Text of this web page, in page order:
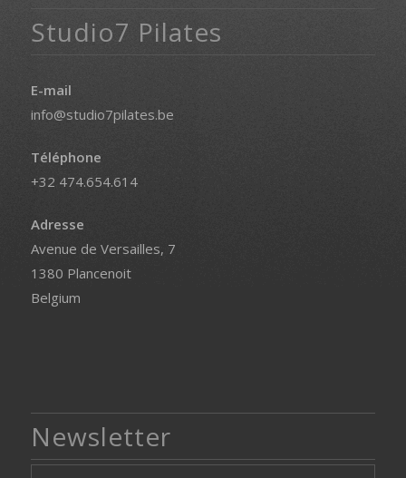
Studio7 Pilates
E-mail
info@studio7pilates.be
Téléphone
+32 474.654.614
Adresse
Avenue de Versailles, 7
1380 Plancenoit
Belgium
Newsletter